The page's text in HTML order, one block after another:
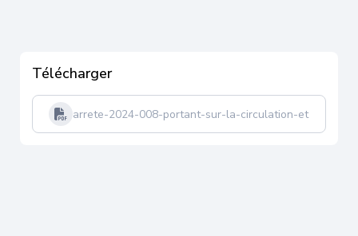
Télécharger
arrete-2024-008-portant-sur-la-circulation-et-